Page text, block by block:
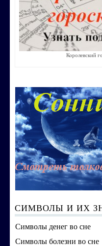
Строим счастливую
СТОИМОСТЬ УСЛУГ
Королевский
СИМВОЛЫ И ИХ
Символы денег во сне
Символы болезни во сне